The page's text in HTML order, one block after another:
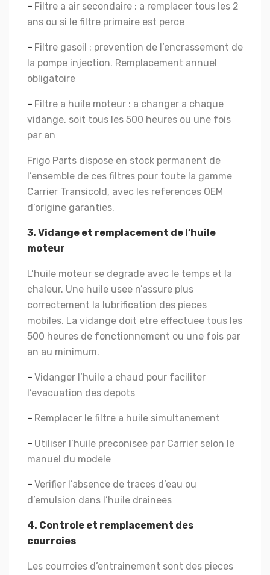
– Filtre a air secondaire : a remplacer tous les 2
ans ou si le filtre primaire est perce
– Filtre gasoil : prevention de l’encrassement de
la pompe injection. Remplacement annuel
obligatoire
– Filtre a huile moteur : a changer a chaque
vidange, soit tous les 500 heures ou une fois
par an
Frigo Parts dispose en stock permanent de
l’ensemble de ces filtres pour toute la gamme
Carrier Transicold, avec les references OEM
d’origine garanties.
3. Vidange et remplacement de l’huile
moteur
L’huile moteur se degrade avec le temps et la
chaleur. Une huile usee n’assure plus
correctement la lubrification des pieces
mobiles. La vidange doit etre effectuee tous les
500 heures de fonctionnement ou une fois par
an au minimum.
– Vidanger l’huile a chaud pour faciliter
l’evacuation des depots
– Remplacer le filtre a huile simultanement
– Utiliser l’huile preconisee par Carrier selon le
manuel du modele
– Verifier l’absence de traces d’eau ou
d’emulsion dans l’huile drainees
4. Controle et remplacement des
courroies
Les courroies d’entrainement sont des pieces